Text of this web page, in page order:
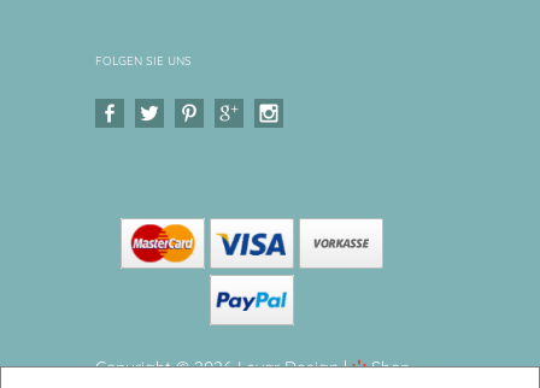
FOLGEN SIE UNS
Copyright © 2026 Levar Design |
Shop